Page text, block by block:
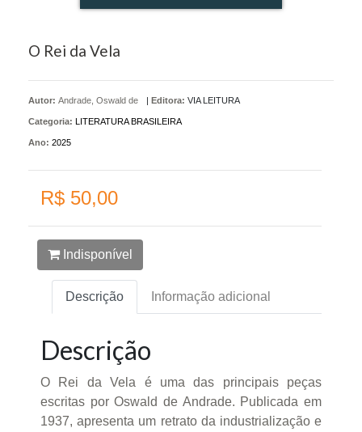
O Rei da Vela
Autor: Andrade, Oswald de | Editora: VIA LEITURA
Categoria: LITERATURA BRASILEIRA
Ano: 2025
R$ 50,00
Indisponível
Descrição Informação adicional
Descrição
O Rei da Vela é uma das principais peças
escritas por Oswald de Andrade. Publicada em
1937, apresenta um retrato da industrialização e